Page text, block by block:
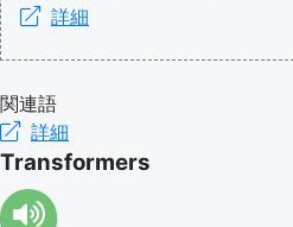
詳細
関連語
詳細
Transformers